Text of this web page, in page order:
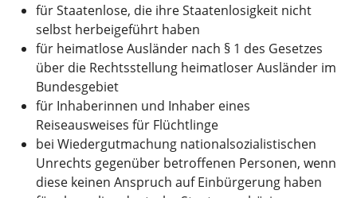
für Staatenlose, die ihre Staatenlosigkeit nicht
selbst herbeigeführt haben
für heimatlose Ausländer nach § 1 des Gesetzes
über die Rechtsstellung heimatloser Ausländer im
Bundesgebiet
für Inhaberinnen und Inhaber eines
Reiseausweises für Flüchtlinge
bei Wiedergutmachung nationalsozialistischen
Unrechts gegenüber betroffenen Personen, wenn
diese keinen Anspruch auf Einbürgerung haben